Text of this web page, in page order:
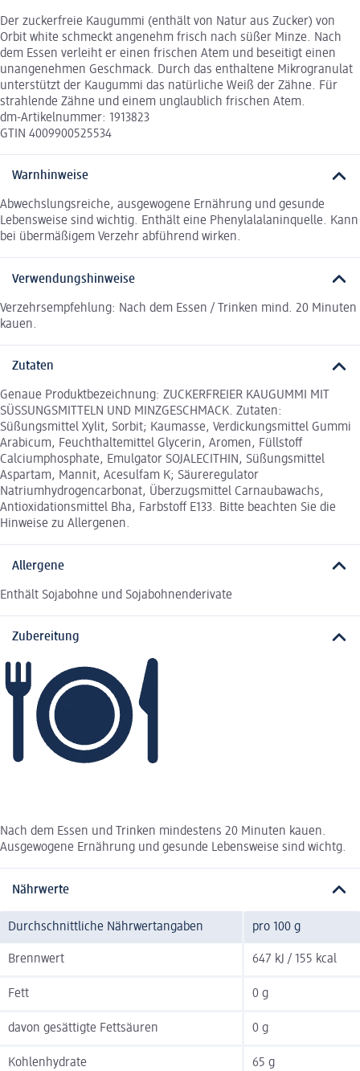
Der zuckerfreie Kaugummi (enthält von Natur aus Zucker) von
Orbit white schmeckt angenehm frisch nach süßer Minze. Nach
dem Essen verleiht er einen frischen Atem und beseitigt einen
unangenehmen Geschmack. Durch das enthaltene Mikrogranulat
unterstützt der Kaugummi das natürliche Weiß der Zähne. Für
strahlende Zähne und einem unglaublich frischen Atem.
dm-Artikelnummer: 1913823
GTIN 4009900525534
Warnhinweise
Abwechslungsreiche, ausgewogene Ernährung und gesunde
Lebensweise sind wichtig. Enthält eine Phenylalalaninquelle. Kann
bei übermäßigem Verzehr abführend wirken.
Verwendungshinweise
Verzehrsempfehlung: Nach dem Essen / Trinken mind. 20 Minuten
kauen.
Zutaten
Genaue Produktbezeichnung: ZUCKERFREIER KAUGUMMI MIT
SÜSSUNGSMITTELN UND MINZGESCHMACK. Zutaten:
Süßungsmittel Xylit, Sorbit; Kaumasse, Verdickungsmittel Gummi
Arabicum, Feuchthaltemittel Glycerin, Aromen, Füllstoff
Calciumphosphate, Emulgator SOJALECITHIN, Süßungsmittel
Aspartam, Mannit, Acesulfam K; Säureregulator
Natriumhydrogencarbonat, Überzugsmittel Carnaubawachs,
Antioxidationsmittel Bha, Farbstoff E133. Bitte beachten Sie die
Hinweise zu Allergenen.
Allergene
Enthält Sojabohne und Sojabohnenderivate
Zubereitung
Nach dem Essen und Trinken mindestens 20 Minuten kauen.
Ausgewogene Ernährung und gesunde Lebensweise sind wichtg.
Nährwerte
Durchschnittliche Nährwertangaben pro 100 g
Brennwert 647 kJ / 155 kcal
Fett 0 g
davon gesättigte Fettsäuren 0 g
Kohlenhydrate 65 g